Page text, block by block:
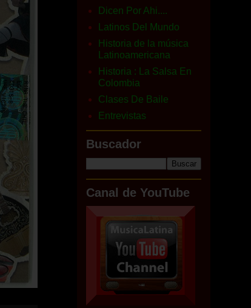
Dicen Por Ahi....
Latinos Del Mundo
Historia de la música
Latinoamericana
Historia : La Salsa En
Colombia
Clases De Baile
Entrevistas
Buscador
Canal de YouTube